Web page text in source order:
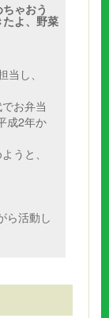
ゃおう
よ、野菜
し、
お弁当
成2年か
うと、
ら活動し